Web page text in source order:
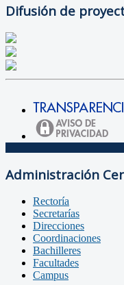
Difusión de
Administración
Rectoría
Secretarías
Direcciones
Coordinaciones
Bachilleres
Facultades
Campus